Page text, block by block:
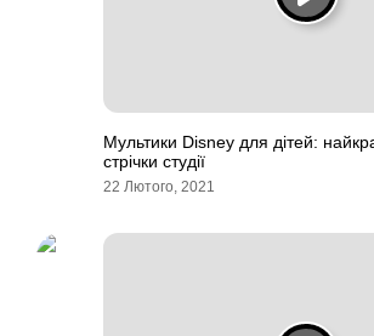
Мультики Disney для дітей:
стрічки студії
22 Лютого, 2021